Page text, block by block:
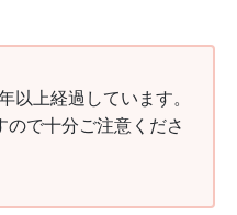
以上経過しています。
で十分ご注意くださ